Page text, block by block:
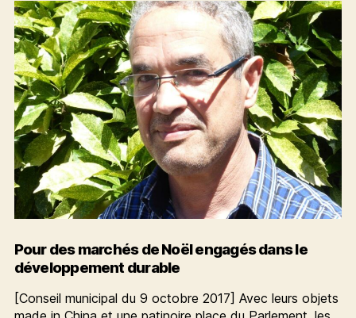
publics
responsables
Pour des marchés de Noël engagés dans le
développement durable
[Conseil municipal du 9 octobre 2017] Avec leurs objets